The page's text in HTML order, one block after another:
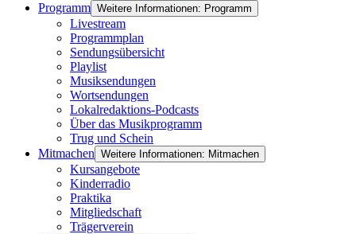
Programm Weitere Informationen: Programm
Livestream
Programmplan
Sendungsübersicht
Playlist
Musiksendungen
Wortsendungen
Lokalredaktions-Podcasts
Über das Musikprogramm
Trug und Schein
Mitmachen Weitere Informationen: Mitmachen
Kursangebote
Kinderradio
Praktika
Mitgliedschaft
Trägerverein